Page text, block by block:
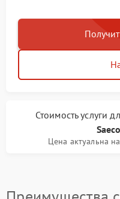
Стоимость услуги
Saeco
Цена актуальна